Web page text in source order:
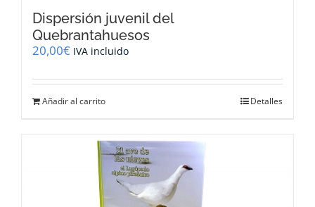
Dispersión juvenil del
Quebrantahuesos
20,00€ IVA incluido
Añadir al carrito Detalles